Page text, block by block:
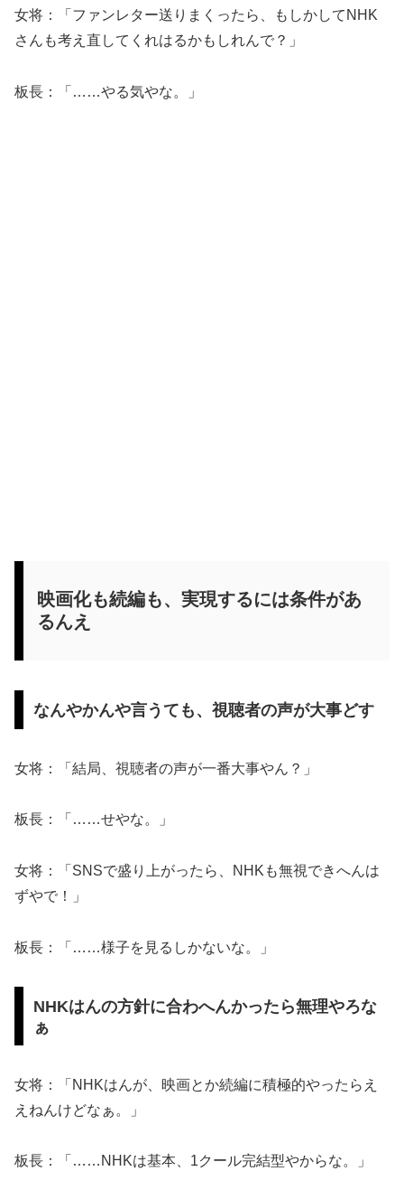
女将：「ファンレター送りまくったら、もしかしてNHK
さんも考え直してくれはるかもしれんで？」
板長：「……やる気やな。」
映画化も続編も、実現するには条件があ
るんえ
なんやかんや言うても、視聴者の声が大事どす
女将：「結局、視聴者の声が一番大事やん？」
板長：「……せやな。」
女将：「SNSで盛り上がったら、NHKも無視できへんは
ずやで！」
板長：「……様子を見るしかないな。」
NHKはんの方針に合わへんかったら無理やろな
ぁ
女将：「NHKはんが、映画とか続編に積極的やったらえ
えねんけどなぁ。」
板長：「……NHKは基本、1クール完結型やからな。」